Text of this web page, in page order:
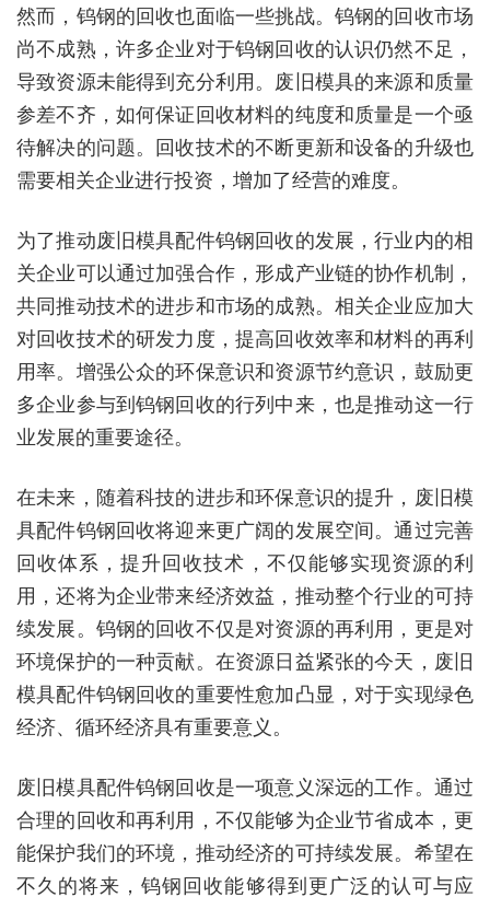
然而，钨钢的回收也面临一些挑战。钨钢的回收市场
尚不成熟，许多企业对于钨钢回收的认识仍然不足，
导致资源未能得到充分利用。废旧模具的来源和质量
参差不齐，如何保证回收材料的纯度和质量是一个亟
待解决的问题。回收技术的不断更新和设备的升级也
需要相关企业进行投资，增加了经营的难度。
为了推动废旧模具配件钨钢回收的发展，行业内的相
关企业可以通过加强合作，形成产业链的协作机制，
共同推动技术的进步和市场的成熟。相关企业应加大
对回收技术的研发力度，提高回收效率和材料的再利
用率。增强公众的环保意识和资源节约意识，鼓励更
多企业参与到钨钢回收的行列中来，也是推动这一行
业发展的重要途径。
在未来，随着科技的进步和环保意识的提升，废旧模
具配件钨钢回收将迎来更广阔的发展空间。通过完善
回收体系，提升回收技术，不仅能够实现资源的利
用，还将为企业带来经济效益，推动整个行业的可持
续发展。钨钢的回收不仅是对资源的再利用，更是对
环境保护的一种贡献。在资源日益紧张的今天，废旧
模具配件钨钢回收的重要性愈加凸显，对于实现绿色
经济、循环经济具有重要意义。
废旧模具配件钨钢回收是一项意义深远的工作。通过
合理的回收和再利用，不仅能够为企业节省成本，更
能保护我们的环境，推动经济的可持续发展。希望在
不久的将来，钨钢回收能够得到更广泛的认可与应